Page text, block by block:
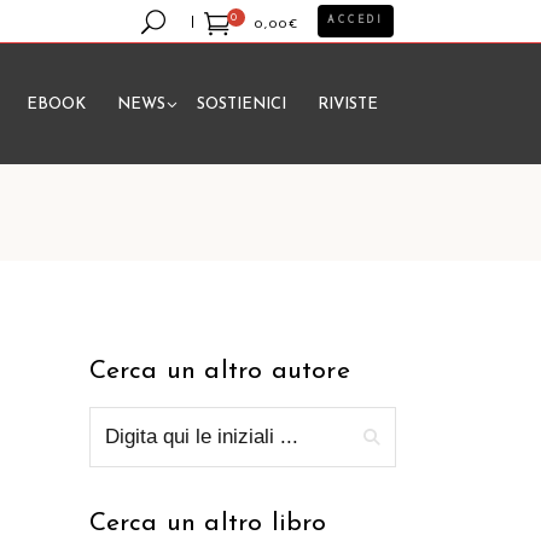
0
0,00€
prodotto nel carrello.
ACCEDI
EBOOK NEWS SOSTIENICI RIVISTE
Cerca un altro autore
Cerca un altro libro